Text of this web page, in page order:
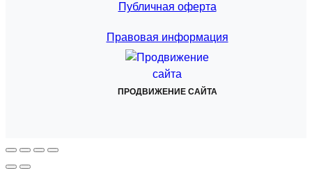
Публичная оферта
Правовая информация
ПРОДВИЖЕНИЕ САЙТА